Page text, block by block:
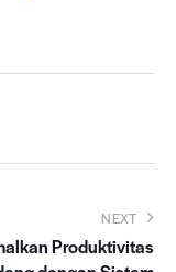
NEXT
Produktivitas